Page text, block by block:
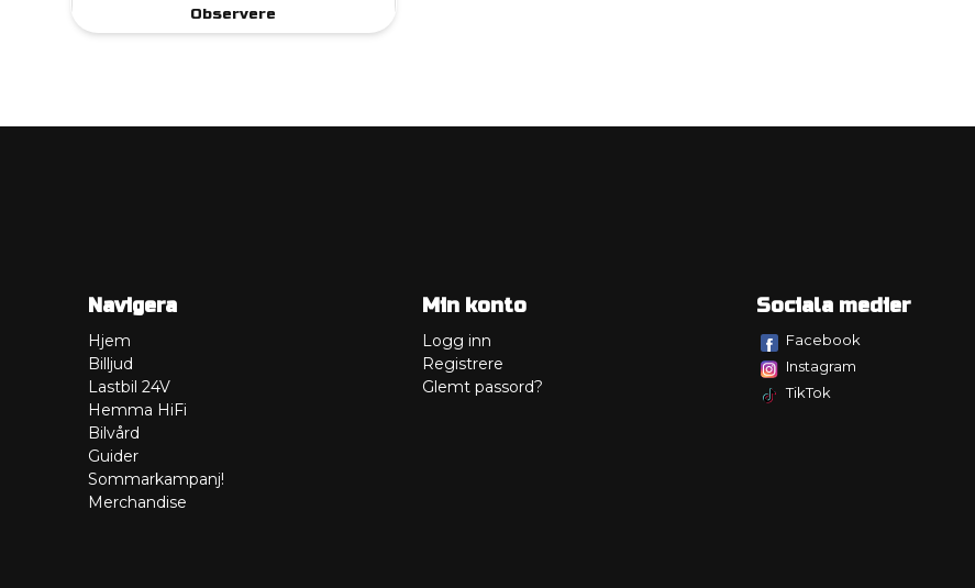
Observere
Navigera
Hjem
Billjud
Lastbil 24V
Hemma HiFi
Bilvård
Guider
Sommarkampanj!
Merchandise
Min konto
Logg inn
Registrere
Glemt passord?
Sociala medier
Facebook
Instagram
TikTok